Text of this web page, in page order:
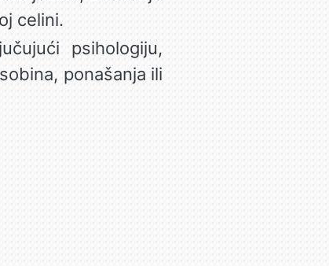
celini.
psihologiju,
ponašanja ili